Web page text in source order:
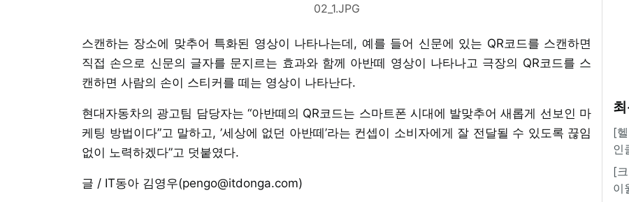
02_1.JPG
스캔하는 장소에 맞추어 특화된 영상이 나타나는데, 예를 들어 신문에 있는 QR코드를 스캔하면
직접 손으로 신문의 글자를 문지르는 효과와 함께 아반떼 영상이 나타나고 극장의 QR코드를 스
캔하면 사람의 손이 스티커를 떼는 영상이 나타난다.
현대자동차의 광고팀 담당자는 “아반떼의 QR코드는 스마트폰 시대에 발맞추어 새롭게 선보인 마
케팅 방법이다”고 말하고, ’세상에 없던 아반떼’라는 컨셉이 소비자에게 잘 전달될 수 있도록 끊임
없이 노력하겠다”고 덧붙였다.
글 / IT동아 김영우(pengo@itdonga.com)
[
인
[
이